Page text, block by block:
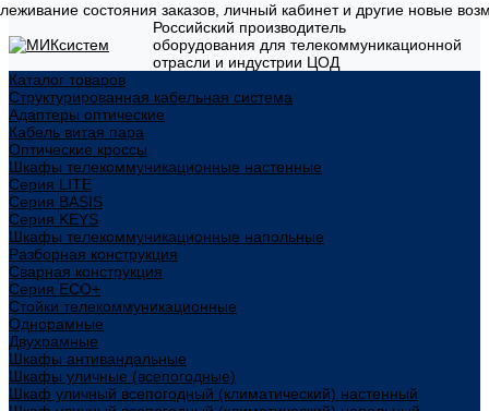
состояния заказов, личный кабинет и другие новые
Российский производитель
оборудования для телекоммуникационной
отрасли и индустрии ЦОД
Каталог товаров
Структурированная кабельная система
Адаптеры оптические
Кабель витая пара
Оптические кроссы
Шкафы телекоммуникационные настенные
Cерия LITE
Cерия BASIS
Cерия KEYS
Шкафы телекоммуникационные напольные
Разборная конструкция
Сварная конструкция
Серия ECO+
Стойки телекоммуникационные
Однорамные
Двухрамные
Шкафы антивандальные
Шкафы уличные (всепогодные)
Шкаф уличный всепогодный (климатический) настенный